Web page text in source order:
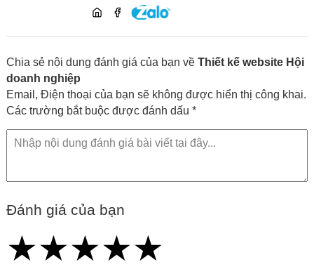
lĩnh vực phát triển website, SEO và chia sẻ
Chia sẻ nội dung đánh giá của bạn về Thiết kế website Hội
doanh nghiệp
Email, Điện thoại của bạn sẽ không được hiển thị công khai.
Các trường bắt buộc được đánh dấu *
Đánh giá của bạn
★
★★
★★★
★★★★
★★★★★